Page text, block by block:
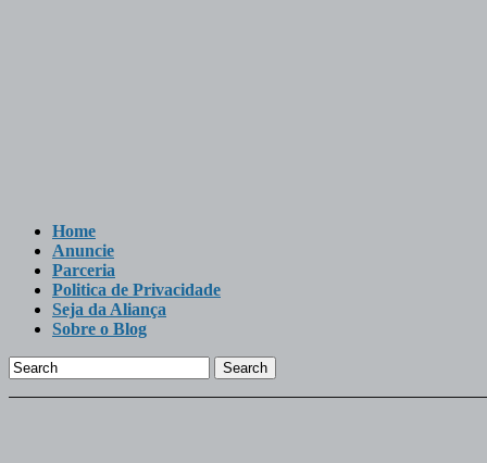
Home
Anuncie
Parceria
Politica de Privacidade
Seja da Aliança
Sobre o Blog
Search